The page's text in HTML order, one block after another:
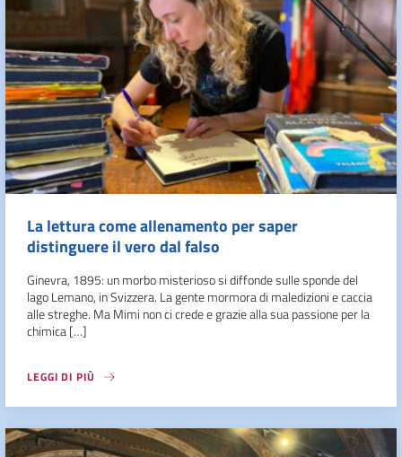
La lettura come allenamento per saper
distinguere il vero dal falso
Ginevra, 1895: un morbo misterioso si diffonde sulle sponde del
lago Lemano, in Svizzera. La gente mormora di maledizioni e caccia
alle streghe. Ma Mimi non ci crede e grazie alla sua passione per la
chimica […]
LEGGI DI PIÙ